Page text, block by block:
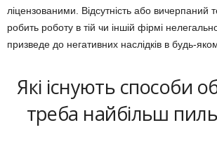
ліцензованими. Відсутність або вичерпаний
робить роботу в тій чи іншій фірмі
призведе до негативних наслідків в будь-
Які існують способи
треба найбільш